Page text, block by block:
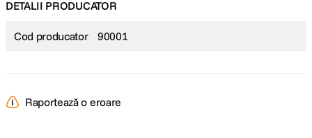
DETALII PRODUCATOR
Cod producator 90001
Raportează o eroare